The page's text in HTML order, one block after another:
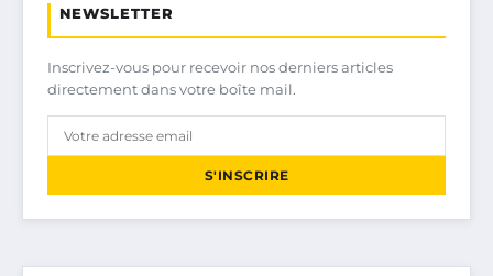
NEWSLETTER
Inscrivez-vous pour recevoir nos derniers articles
directement dans votre boîte mail.
S'INSCRIRE